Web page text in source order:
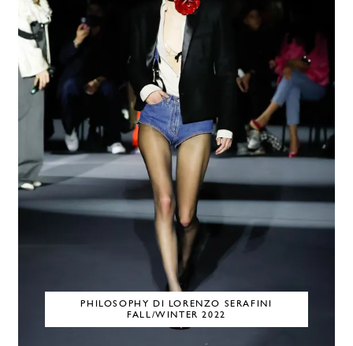
PHILOSOPHY DI LORENZO SERAFINI
FALL/WINTER 2022